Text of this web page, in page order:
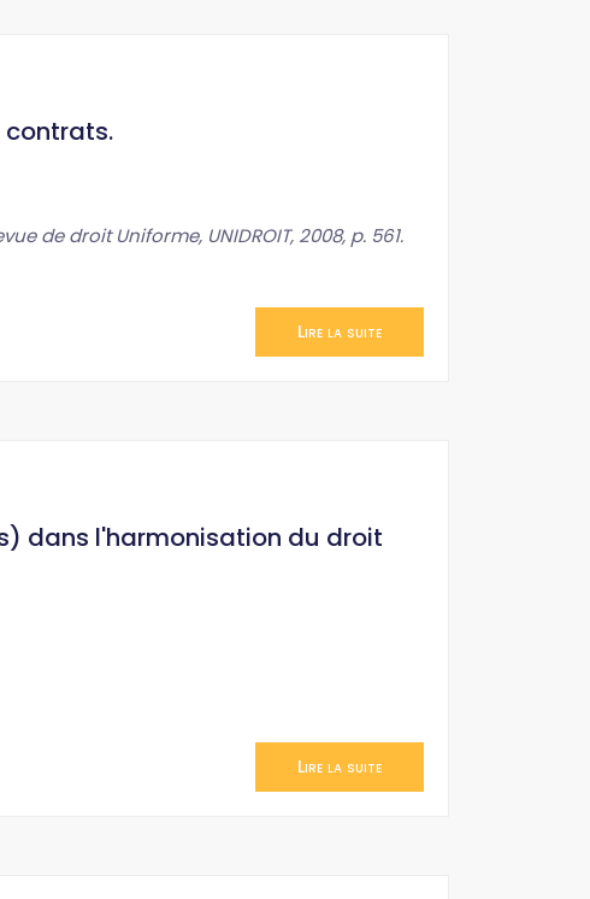
contrats.
de droit Uniforme, UNIDROIT, 2008, p. 561.
Lire la suite
dans l'harmonisation du droit
Lire la suite